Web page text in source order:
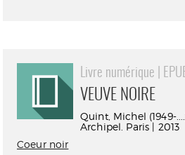
Livre numérique |
VEUVE NOIRE
Quint, Michel (1949-
Archipel. Paris | 2013
Coeur noir